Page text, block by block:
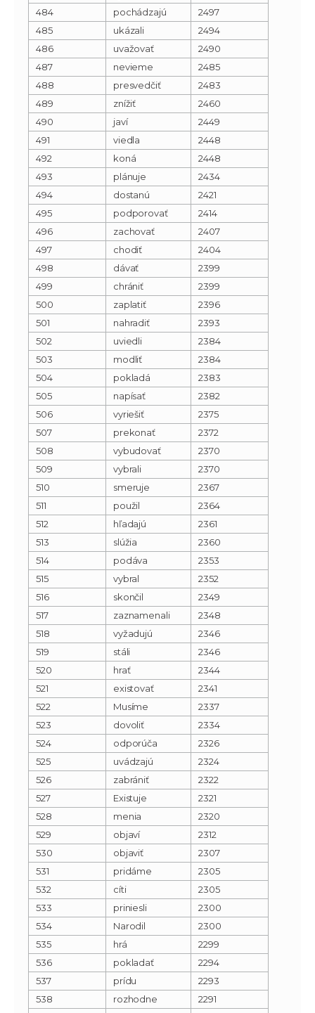
484
pochádzajú
2497
485
ukázali
2494
486
uvažovať
2490
487
nevieme
2485
488
presvedčiť
2483
489
znížiť
2460
490
javí
2449
491
viedla
2448
492
koná
2448
493
plánuje
2434
494
dostanú
2421
495
podporovať
2414
496
zachovať
2407
497
chodiť
2404
498
dávať
2399
499
chrániť
2399
500
zaplatiť
2396
501
nahradiť
2393
502
uviedli
2384
503
modliť
2384
504
pokladá
2383
505
napísať
2382
506
vyriešiť
2375
507
prekonať
2372
508
vybudovať
2370
509
vybrali
2370
510
smeruje
2367
511
použil
2364
512
hľadajú
2361
513
slúžia
2360
514
podáva
2353
515
vybral
2352
516
skončil
2349
517
zaznamenali
2348
518
vyžadujú
2346
519
stáli
2346
520
hrať
2344
521
existovať
2341
522
Musíme
2337
523
dovoliť
2334
524
odporúča
2326
525
uvádzajú
2324
526
zabrániť
2322
527
Existuje
2321
528
menia
2320
529
objaví
2312
530
objaviť
2307
531
pridáme
2305
532
cíti
2305
533
priniesli
2300
534
Narodil
2300
535
hrá
2299
536
pokladať
2294
537
prídu
2293
538
rozhodne
2291